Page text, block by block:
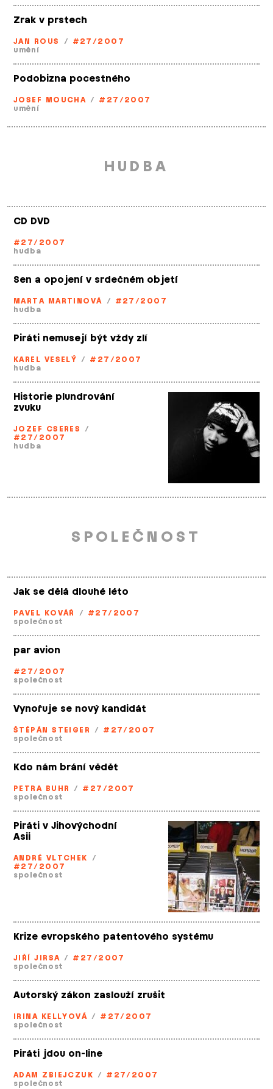
Zrak v prstech
JAN ROUS / #27/2007
umění
Podobizna pocestného
JOSEF MOUCHA / #27/2007
umění
HUDBA
CD DVD
#27/2007
hudba
Sen a opojení v srdečném objetí
MARTA MARTINOVÁ / #27/2007
hudba
Piráti nemusejí být vždy zlí
KAREL VESELÝ / #27/2007
hudba
Historie plundrování
zvuku
JOZEF CSERES /
#27/2007
hudba
SPOLEČNOST
Jak se dělá dlouhé léto
PAVEL KOVÁŘ / #27/2007
společnost
par avion
#27/2007
společnost
Vynořuje se nový kandidát
ŠTĚPÁN STEIGER / #27/2007
společnost
Kdo nám brání vědět
PETRA BUHR / #27/2007
společnost
Piráti v Jihovýchodní
Asii
ANDRÉ VLTCHEK /
#27/2007
společnost
Krize evropského patentového systému
JIŘÍ JIRSA / #27/2007
společnost
Autorský zákon zaslouží zrušit
IRINA KELLYOVÁ / #27/2007
společnost
Piráti jdou on-line
ADAM ZBIEJCZUK / #27/2007
společnost